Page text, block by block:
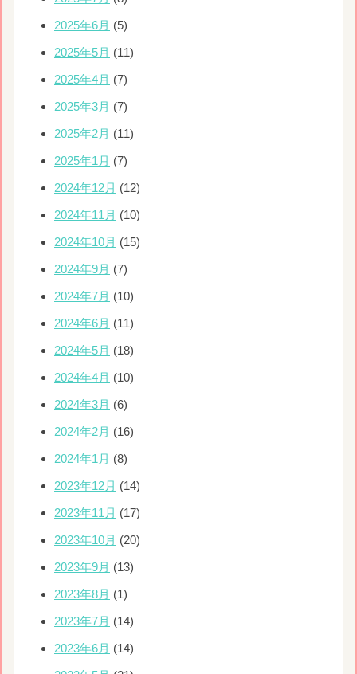
2025年6月 (5)
2025年5月 (11)
2025年4月 (7)
2025年3月 (7)
2025年2月 (11)
2025年1月 (7)
2024年12月 (12)
2024年11月 (10)
2024年10月 (15)
2024年9月 (7)
2024年7月 (10)
2024年6月 (11)
2024年5月 (18)
2024年4月 (10)
2024年3月 (6)
2024年2月 (16)
2024年1月 (8)
2023年12月 (14)
2023年11月 (17)
2023年10月 (20)
2023年9月 (13)
2023年8月 (1)
2023年7月 (14)
2023年6月 (14)